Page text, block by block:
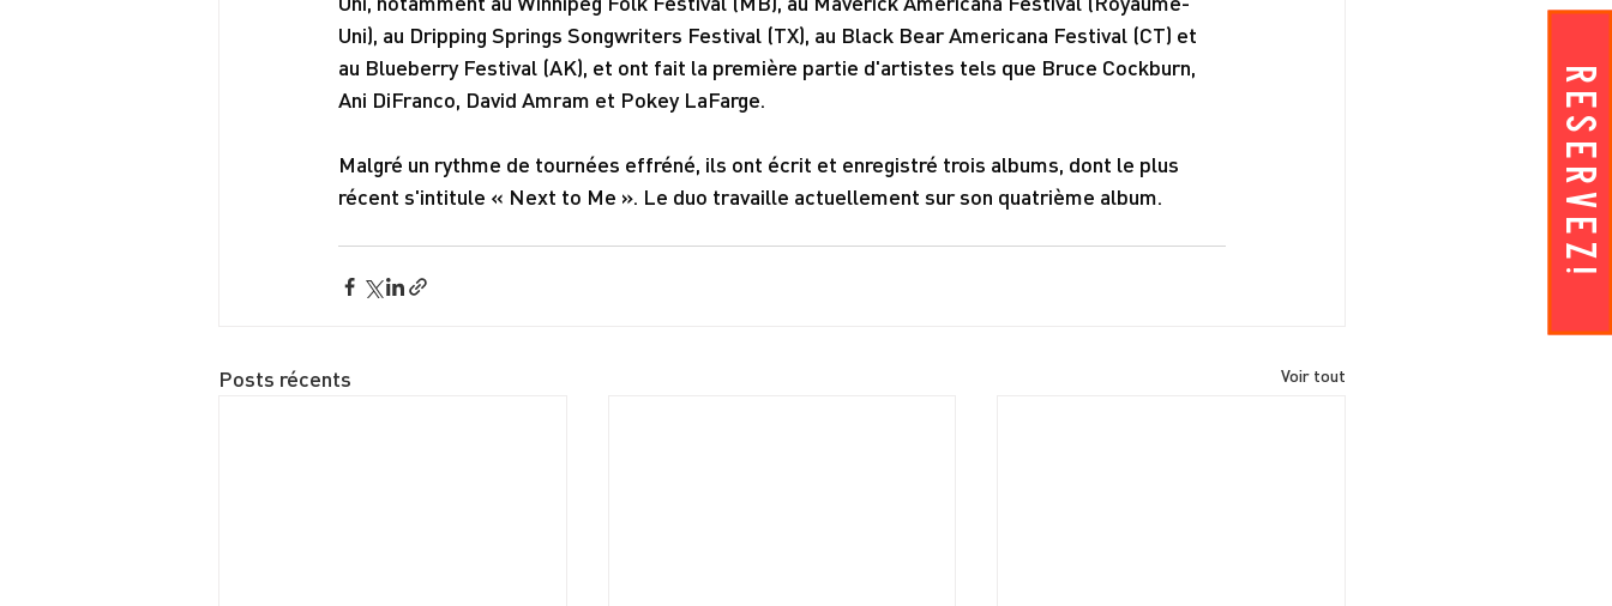
RESERVEZ!
Uni), au Dripping Springs Songwriters Festival (TX), au Black Bear Americana Festival (CT) et
au Blueberry Festival (AK), et ont fait la première partie d'artistes tels que Bruce Cockburn,
Ani DiFranco, David Amram et Pokey LaFarge.
Malgré un rythme de tournées effréné, ils ont écrit et enregistré trois albums, dont le plus
récent s'intitule « Next to Me ». Le duo travaille actuellement sur son quatrième album.
Posts récents Voir tout